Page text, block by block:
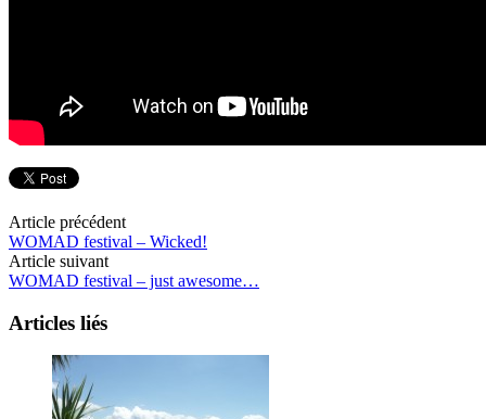
Article précédent
WOMAD festival – Wicked!
Article suivant
WOMAD festival – just awesome…
Articles liés